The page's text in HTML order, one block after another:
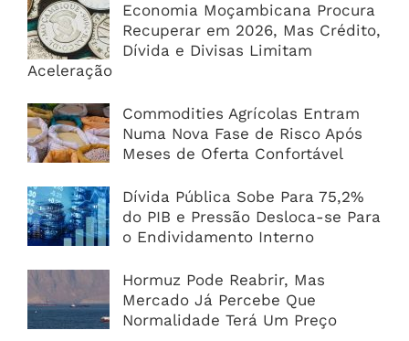
Economia Moçambicana Procura
Recuperar em 2026, Mas Crédito,
Dívida e Divisas Limitam
Aceleração
Commodities Agrícolas Entram
Numa Nova Fase de Risco Após
Meses de Oferta Confortável
Dívida Pública Sobe Para 75,2%
do PIB e Pressão Desloca-se Para
o Endividamento Interno
Hormuz Pode Reabrir, Mas
Mercado Já Percebe Que
Normalidade Terá Um Preço